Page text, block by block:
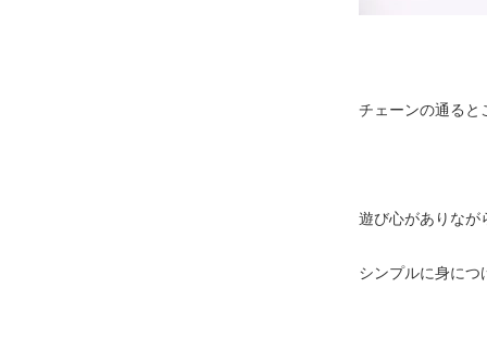
チェーンの通ると
遊び心がありなが
シンプルに身につ